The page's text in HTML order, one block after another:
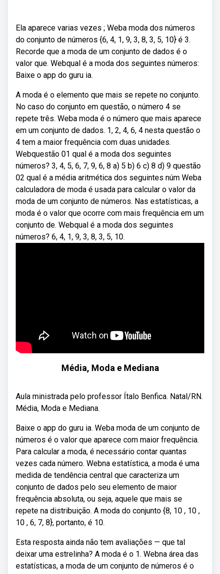
Ela aparece varias vezes ; Weba moda dos números
do conjunto de números {6, 4, 1, 9, 3, 8, 3, 5, 10} é 3.
Recorde que a moda de um conjunto de dados é o
valor que. Webqual é a moda dos seguintes números:
Baixe o app do guru ia.
A moda é o elemento que mais se repete no conjunto.
No caso do conjunto em questão, o número 4 se
repete três. Weba moda é o número que mais aparece
em um conjunto de dados. 1, 2, 4, 6, 4 nesta questão o
4 tem a maior frequência com duas unidades.
Webquestão 01 qual é a moda dos seguintes
números? 3, 4, 5, 6, 7, 9, 6, 8 a) 5 b) 6 c) 8 d) 9 questão
02 qual é a média aritmética dos seguintes núm Weba
calculadora de moda é usada para calcular o valor da
moda de um conjunto de números. Nas estatísticas, a
moda é o valor que ocorre com mais frequência em um
conjunto de. Webqual é a moda dos seguintes
números? 6, 4, 1, 9, 3, 8, 3, 5, 10.
Média, Moda e Mediana
Aula ministrada pelo professor Ítalo Benfica. Natal/RN.
Média, Moda e Mediana.
Baixe o app do guru ia. Weba moda de um conjunto de
números é o valor que aparece com maior frequência.
Para calcular a moda, é necessário contar quantas
vezes cada número. Webna estatística, a moda é uma
medida de tendência central que caracteriza um
conjunto de dados pelo seu elemento de maior
frequência absoluta, ou seja, aquele que mais se
repete na distribuição. A moda do conjunto {8, 10 , 10 ,
10 , 6, 7, 8}, portanto, é 10.
Esta resposta ainda não tem avaliações — que tal
deixar uma estrelinha? A moda é o 1. Webna área das
estatísticas, a moda de um conjunto de números é o